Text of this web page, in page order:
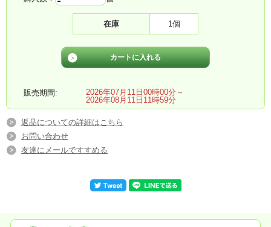
在庫 1個
販売期間:
2026年07月11日00時00分～
2026年08月11日11時59分
返品についての詳細はこちら
お問い合わせ
友達にメールですすめる